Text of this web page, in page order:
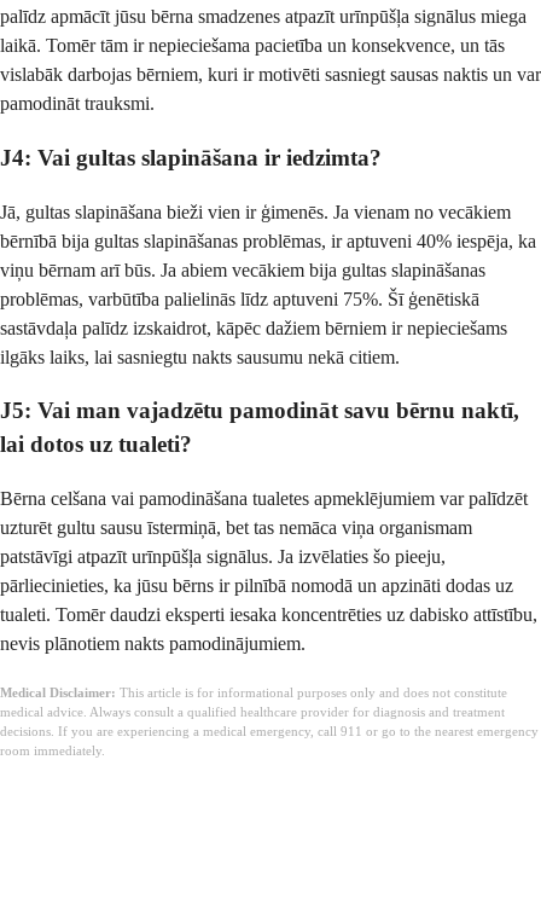
palīdz apmācīt jūsu bērna smadzenes atpazīt urīnpūšļa signālus miega
laikā. Tomēr tām ir nepieciešama pacietība un konsekvence, un tās
vislabāk darbojas bērniem, kuri ir motivēti sasniegt sausas naktis un var
pamodināt trauksmi.
J4: Vai gultas slapināšana ir iedzimta?
Jā, gultas slapināšana bieži vien ir ģimenēs. Ja vienam no vecākiem
bērnībā bija gultas slapināšanas problēmas, ir aptuveni 40% iespēja, ka
viņu bērnam arī būs. Ja abiem vecākiem bija gultas slapināšanas
problēmas, varbūtība palielinās līdz aptuveni 75%. Šī ģenētiskā
sastāvdaļa palīdz izskaidrot, kāpēc dažiem bērniem ir nepieciešams
ilgāks laiks, lai sasniegtu nakts sausumu nekā citiem.
J5: Vai man vajadzētu pamodināt savu bērnu naktī,
lai dotos uz tualeti?
Bērna celšana vai pamodināšana tualetes apmeklējumiem var palīdzēt
uzturēt gultu sausu īstermiņā, bet tas nemāca viņa organismam
patstāvīgi atpazīt urīnpūšļa signālus. Ja izvēlaties šo pieeju,
pārliecinieties, ka jūsu bērns ir pilnībā nomodā un apzināti dodas uz
tualeti. Tomēr daudzi eksperti iesaka koncentrēties uz dabisko attīstību,
nevis plānotiem nakts pamodinājumiem.
Medical Disclaimer: This article is for informational purposes only and does not constitute
medical advice. Always consult a qualified healthcare provider for diagnosis and treatment
decisions. If you are experiencing a medical emergency, call 911 or go to the nearest emergency
room immediately.